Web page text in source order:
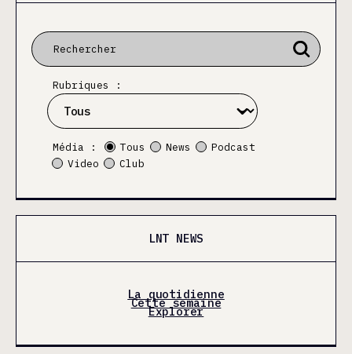
Rubriques :
Média : Tous News
Podcast
Video
Club
LNT NEWS
La quotidienne
Cette semaine
Explorer